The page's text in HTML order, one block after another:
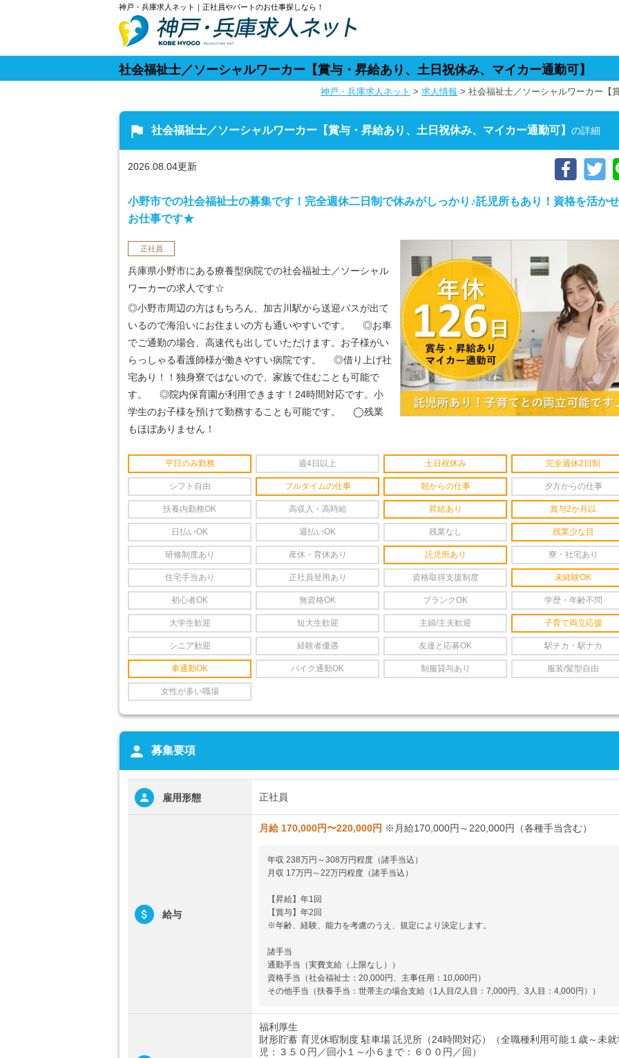
神戸・兵庫求人ネット｜正社員やパートのお仕事探しなら！
社会福祉士／ソーシャルワーカー【賞与・昇給あり、土日祝休み、マイカー通勤可】
神戸・兵庫求人ネット > 求人情報 > 社会福祉士／ソーシャルワーカー【
flag 社会福祉士／ソーシャルワーカー【賞与・昇給あり、土日祝休み、マイカー通勤可】 の詳細
2026.08.04更新
小野市での社会福祉士の募集です！完全週休二日制で休みがしっかり♪託児所もあり！資格を活か
お仕事です★
正社員
兵庫県小野市にある療養型病院での社会福祉士／ソーシャル
ワーカーの求人です☆
◎小野市周辺の方はもちろん、加古川駅から送迎バスが出て
いるので海沿いにお住まいの方も通いやすいです。
◎お車
でご通勤の場合、高速代も出していただけます。お子様がい
らっしゃる看護師様が働きやすい病院です。
◎借り上げ社
宅あり！！独身寮ではないので、家族で住むことも可能で
す。
◎院内保育園が利用できます！24時間対応です。小
学生のお子様を預けて勤務することも可能です。
◯残業
もほぼありません！
平日のみ勤務 週4日以上 土日祝休み 完全週休2日制
シフト自由 フルタイムの仕事 朝からの仕事 夕方からの仕事
扶養内勤務OK 高収入・高時給 昇給あり 賞与2か月以
日払いOK 週払いOK 残業なし 残業少な目
研修制度あり 産休・育休あり 託児所あり 寮・社宅あり
住宅手当あり 正社員登用あり 資格取得支援制度 未経験OK
初心者OK 無資格OK ブランクOK 学歴・年齢不問
大学生歓迎 短大生歓迎 主婦/主夫歓迎 子育て両立応援
シニア歓迎 経験者優遇 友達と応募OK 駅チカ・駅ナカ
車通勤OK バイク通勤OK 制服貸与あり 服装/髪型自由
女性が多い職場
person 募集要項
雇用形態 正社員
給与
月給 170,000円〜220,000円 ※月給170,000円～220,000円（各種手当含む）
年収 238万円～308万円程度（諸手当込）
月収 17万円～22万円程度（諸手当込）
【昇給】年1回
【賞与】年2回
※年齢、経験、能力を考慮のうえ、規定により決定します。
諸手当
通勤手当（実費支給（上限なし））
資格手当（社会福祉士：20,000円、主事任用：10,000円）
その他手当（扶養手当：世帯主の場合支給（1人目/2人目：7,000円、3人目：4,000円））
福利厚生
財形貯蓄 育児休暇制度 駐車場 託児所（24時間対応）（全職種利用可能１歳～未就
児：３５０円／回小１～小６まで：６００円／回）